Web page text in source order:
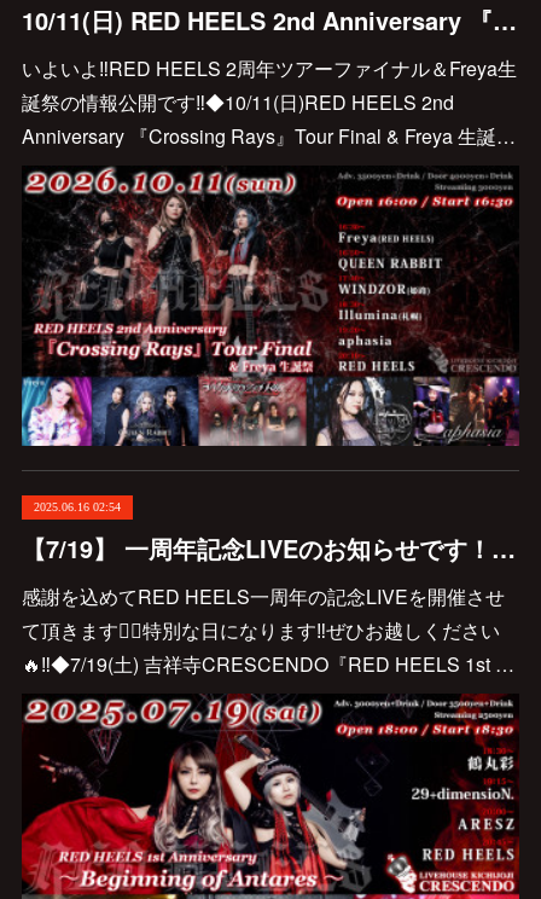
10/11(日) RED HEELS 2nd Anniversary 『Crossing Rays』Tour Final & Freya 生誕祭
いよいよ‼️RED HEELS 2周年ツアーファイナル＆Freya生
誕祭の情報公開です‼️◆10/11(日)RED HEELS 2nd
Anniversary 『Crossing Rays』Tour Final & Freya 生誕…
2025.06.16 02:54
【7/19】 一周年記念LIVEのお知らせです！！！
感謝を込めてRED HEELS一周年の記念LIVEを開催させ
て頂きます❤️‍🔥特別な日になります‼️ぜひお越しください
🔥‼️◆7/19(土) 吉祥寺CRESCENDO『RED HEELS 1st …